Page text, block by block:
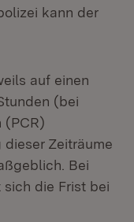
kann der
auf einen
(bei
(PCR)
Zeiträume
Bei
die Frist bei